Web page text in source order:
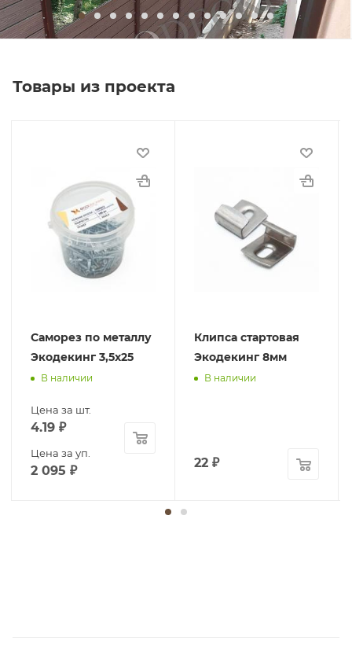
Товары из проекта
Саморез по металлу
Экодекинг 3,5х25
В наличии
Цена за шт.
4.19 ₽
Цена за уп.
2 095 ₽
Клипса стартовая
Экодекинг 8мм
В наличии
22 ₽